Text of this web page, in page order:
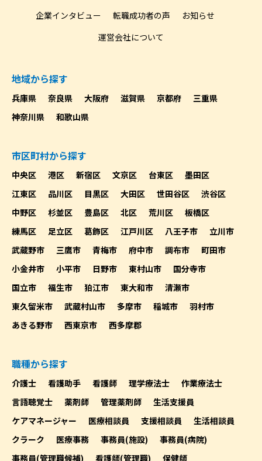
企業インタビュー
転職成功者の声
お知らせ
運営会社について
地域から探す
兵庫県 奈良県 大阪府 滋賀県 京都府
三重県
神奈川県
和歌山県
市区町村から探す
中央区 港区 新宿区 文京区 台東区
墨田区
江東区
品川区 目黒区 大田区 世田谷区
渋谷区
中野区
杉並区 豊島区 北区 荒川区
板橋区
練馬区
足立区 葛飾区 江戸川区 八王子市
立川市
武蔵野市
三鷹市 青梅市 府中市 調布市
町田市
小金井市
小平市 日野市 東村山市
国分寺市
国立市
福生市 狛江市 東大和市
清瀬市
東久留米市
武蔵村山市 多摩市 稲城市
羽村市
あきる野市
西東京市 西多摩郡
職種から探す
介護士 看護助手 看護師 理学療法士
作業療法士
言語聴覚士
薬剤師 管理薬剤師
生活支援員
ケアマネージャー
医療相談員 支援相談員
生活相談員
クラーク
医療事務 事務員(施設)
事務員(病院)
事務員(管理職候補)
看護師(管理職) 保健師